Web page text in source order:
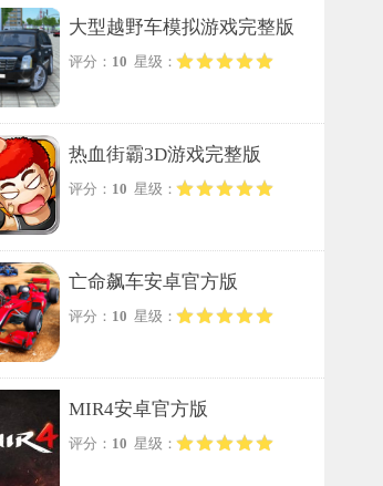
大型越野车模拟游戏完整版
评分： 10 星级：
热血街霸3D游戏完整版
评分： 10 星级：
亡命飙车安卓官方版
评分： 10 星级：
MIR4安卓官方版
评分： 10 星级：